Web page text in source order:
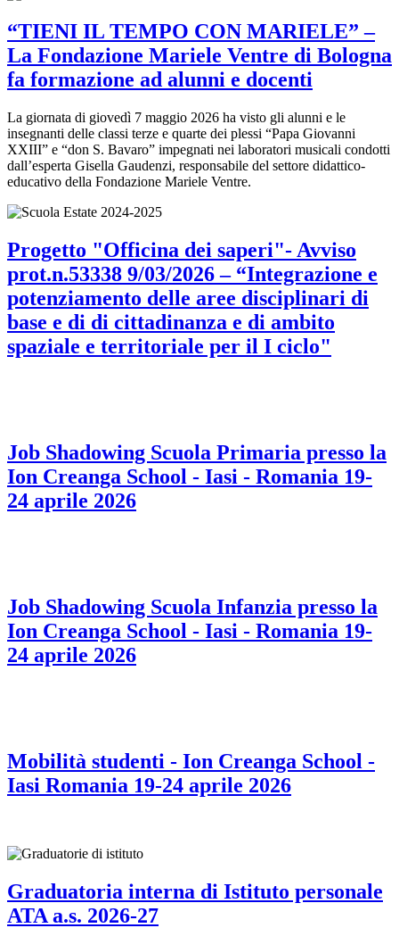
“TIENI IL TEMPO CON MARIELE” –
La Fondazione Mariele Ventre di Bologna
fa formazione ad alunni e docenti
La giornata di giovedì 7 maggio 2026 ha visto gli alunni e le
insegnanti delle classi terze e quarte dei plessi “Papa Giovanni
XXIII” e “don S. Bavaro” impegnati nei laboratori musicali condotti
dall’esperta Gisella Gaudenzi, responsabile del settore didattico-
educativo della Fondazione Mariele Ventre.
Progetto "Officina dei saperi"- Avviso
prot.n.53338 9/03/2026 – “Integrazione e
potenziamento delle aree disciplinari di
base e di di cittadinanza e di ambito
spaziale e territoriale per il I ciclo"
Job Shadowing Scuola Primaria presso la
Ion Creanga School - Iasi - Romania 19-
24 aprile 2026
Job Shadowing Scuola Infanzia presso la
Ion Creanga School - Iasi - Romania 19-
24 aprile 2026
Mobilità studenti - Ion Creanga School -
Iasi Romania 19-24 aprile 2026
Graduatoria interna di Istituto personale
ATA a.s. 2026-27